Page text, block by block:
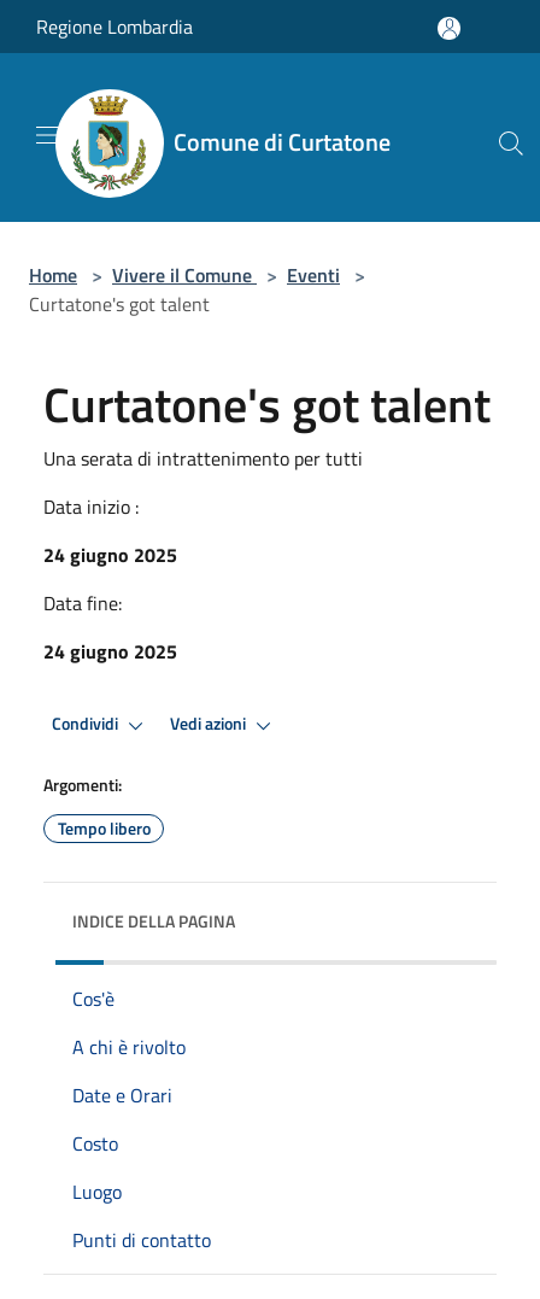
Salta al contenuto principale
Regione Lombardia
Comune di Curtatone
Home > Vivere il Comune > Eventi >
Curtatone's got talent
Curtatone's got talent
Una serata di intrattenimento per tutti
Data inizio :
24 giugno 2025
Data fine:
24 giugno 2025
Condividi Vedi azioni
Argomenti:
Tempo libero
INDICE DELLA PAGINA
Cos'è
A chi è rivolto
Date e Orari
Costo
Luogo
Punti di contatto